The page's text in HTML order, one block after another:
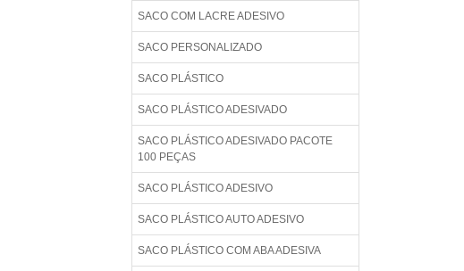
SACO COM LACRE ADESIVO
SACO PERSONALIZADO
SACO PLÁSTICO
SACO PLÁSTICO ADESIVADO
SACO PLÁSTICO ADESIVADO PACOTE
100 PEÇAS
SACO PLÁSTICO ADESIVO
SACO PLÁSTICO AUTO ADESIVO
SACO PLÁSTICO COM ABA ADESIVA